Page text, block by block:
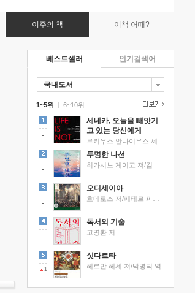
이주의 책 이책 어때?
베스트셀러
국내도서
1~5위 |
세네카, 오늘을 빼앗기
고 있는 당신에게
투명한 나선
오디세이아
독서의 기술
고명환 저
1
싯다르타
헤르만 헤세 저/박병덕 역
6~10위
인기검색어